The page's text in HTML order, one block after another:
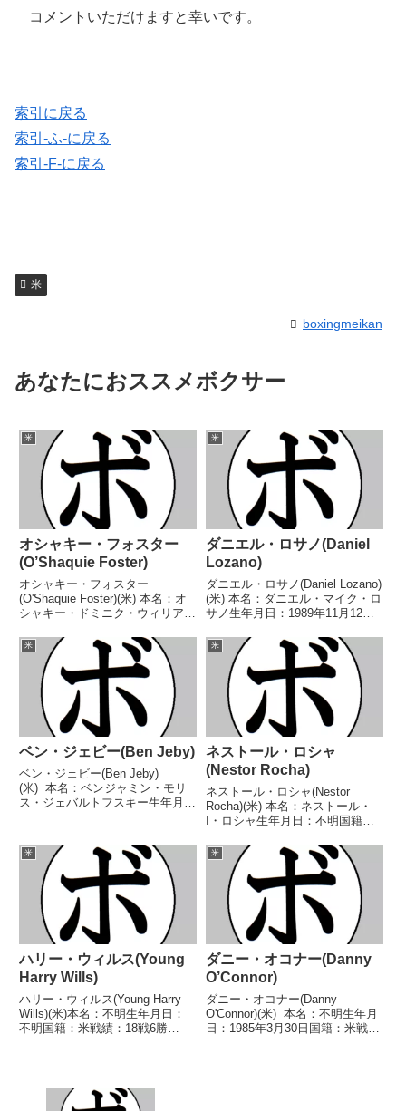
コメントいただけますと幸いです。
索引に戻る
索引-ふ-に戻る
索引-F-に戻る
米
boxingmeikan
あなたにおススメボクサー
米
オシャキー・フォスター
(O’Shaquie Foster)
オシャキー・フォスター
(O'Shaquie Foster)(米) 本名：オ
シャキー・ドミニク・ウィリアム
年9月17日国籍：米戦績：28戦25
勝(12KO)3敗 【獲得タイトル】
WBCスーパーフェザー級シルバ
ー...
米
ダニエル・ロサノ(Daniel
Lozano)
ダニエル・ロサノ(Daniel Lozano)
(米) 本名：ダニエル・マイク・ロ
サノ生年月日：1989年11月12日
(11KO)12敗1分 【獲得タイトル】
WBOラテンアメリカスーパーフ
ライ級暫定王座WBOラテンア...
米
ベン・ジェビー(Ben Jeby)
ベン・ジェビー(Ben Jeby)
(米) 本名：ベンジャミン・モリ
ス・ジェバルトフスキー生年月
効試合 【獲得タイトル】第5代
NYSAC世界ミドル級王座第40
米
ネストール・ロシャ
(Nestor Rocha)
ネストール・ロシャ(Nestor
Rocha)(米) 本名：ネストール・
I・ロシャ生年月日：不明国籍：
得タイトル】なし 【戦歴】
2000/12/07 ○4R判定 3-0(40-
36、40-36、40-...
米
ハリー・ウィルス(Young
Harry Wills)
ハリー・ウィルス(Young Harry
Wills)(米)本名：不明生年月日：
不明国籍：米戦績：18戦6勝
(比)1925/11/...
米
ダニー・オコナー(Danny
O’Connor)
ダニー・オコナー(Danny
O'Connor)(米) 本名：不明生年月
日：1985年3月30日国籍：米戦